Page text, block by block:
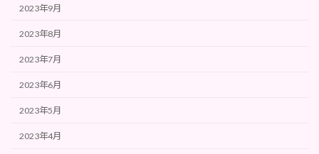
2023年9月
2023年8月
2023年7月
2023年6月
2023年5月
2023年4月